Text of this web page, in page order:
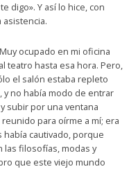
digo». Y así lo hice, con
ocupado en mi oficina
teatro hasta esa hora. Pero,
el salón estaba repleto
y no había modo de entrar
subir por una ventana
para oírme a mí; era
cautivado, porque
las filosofías, modas y
que este viejo mundo